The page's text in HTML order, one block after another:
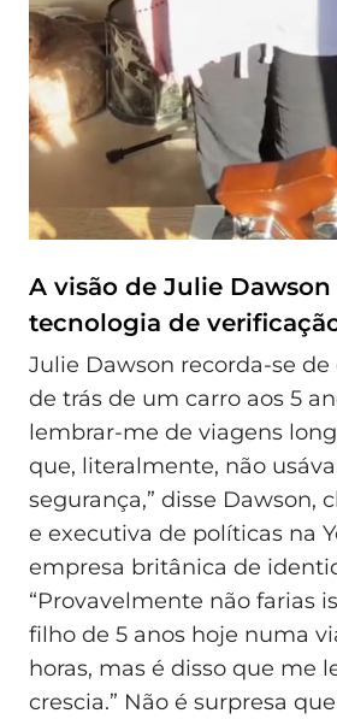
A visão de Julie Dawson
tecnologia de
Julie Dawson recorda-se
de trás de um carro aos 5
lembrar-me de viagens
que, literalmente, não
segurança,” disse Dawson,
e executiva de políticas na
empresa britânica de
“Provavelmente não farias
filho de 5 anos hoje numa
horas, mas é disso que me
crescia.” Não é surpresa